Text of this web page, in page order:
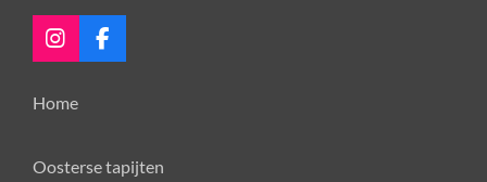
I
n
t
r
F
a
o
Home
Oosterse tapijten